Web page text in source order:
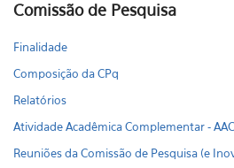
Comissão de Pesquisa
Finalidade
Composição da CPq
Relatórios
Atividade Acadêmica Complementar -
Reuniões da Comissão de Pesquisa (e